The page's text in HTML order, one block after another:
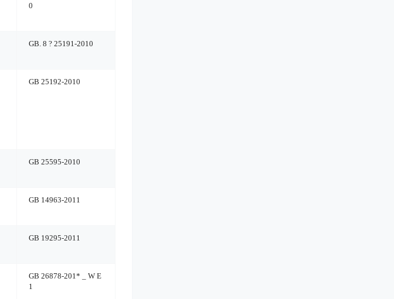
0
GB . 8 ?25191-2010
GB 25192-2010
GB 25595-2010
GB 14963-2011
GB 19295-2011
GB 26878-201 * _ W E
1